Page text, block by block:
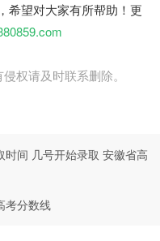
希望对大家有所帮助！更
权请及时联系删除。
间 几号开始录取 安徽省高
考分数线